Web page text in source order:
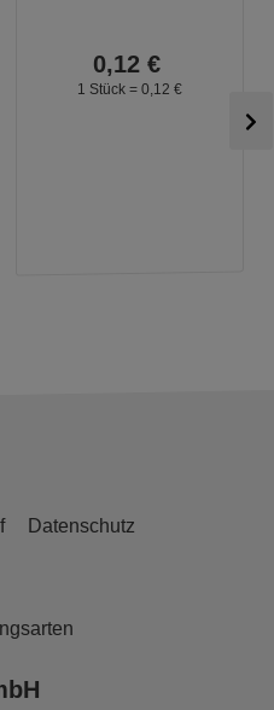
0,12 €
1 Stück = 0, 12 €
Datenschutz